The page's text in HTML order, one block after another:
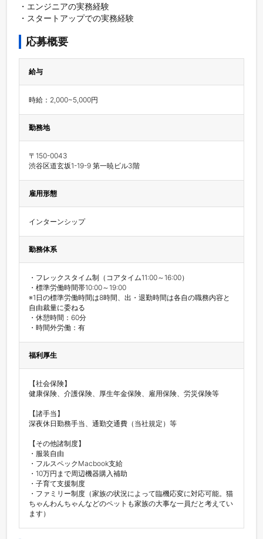
・エンジニアの実務経験
・スタートアップでの実務経験
応募概要
給与
時給：2,000~5,000円
勤務地
〒150-0043
渋谷区道玄坂1-19-9 第一暁ビル3階
雇用形態
インターンシップ
勤務体系
・フレックスタイム制（コアタイム11:00～16:00）
・標準労働時間帯10:00～19:00
※1日の標準労働時間は8時間、出・退勤時間は各自の職務内容と
自由裁量に委ねる
・休憩時間：60分
・時間外労働：有
福利厚生
【社会保険】
健康保険、介護保険、厚生年金保険、雇用保険、労災保険等
【諸手当】
深夜休日勤務手当、通勤交通費（当社規定）等
【その他諸制度】
・服装自由
・フルスペックMacbook支給
・10万円まで周辺機器購入補助
・子育て支援制度
・ファミリー制度（家族の状況によって臨機応変に対応可能。猫
ちゃんわんちゃんなどのペットも家族の大事な一員だと考えてい
ます）